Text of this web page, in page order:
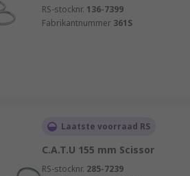
RS-stocknr. 136-7399
Fabrikantnummer 361S
Laatste voorraad RS
C.A.T.U 155 mm Scissor
RS-stocknr. 285-7239